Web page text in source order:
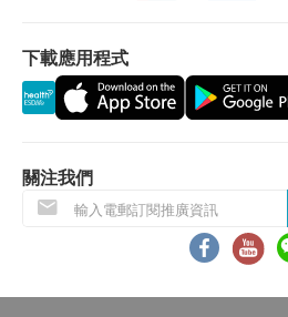
下載應用程式
關注我們